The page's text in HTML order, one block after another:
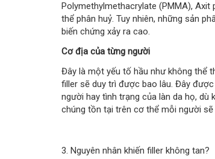
Polymethylmethacrylate (PMMA),
thể phân huỷ. Tuy nhiên, những sản
biến chứng xảy ra cao.
Cơ địa của từng người
Đây là một yếu tố hầu như không thể
filler sẽ duy trì được bao lâu. Đây
người hay tình trạng của làn da họ,
chúng tồn tại trên cơ thể mỗi người sẽ
3. Nguyên nhân khiến filler không tan?